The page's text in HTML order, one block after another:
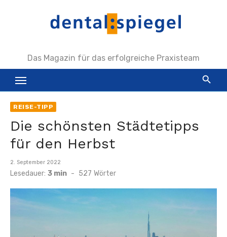
Das Magazin für das erfolgreiche Praxisteam
REISE-TIPP
Die schönsten Städtetipps
für den Herbst
Veröffentlicht
am
2. September 2022
Lesedauer: 3 min - 527 Wörter